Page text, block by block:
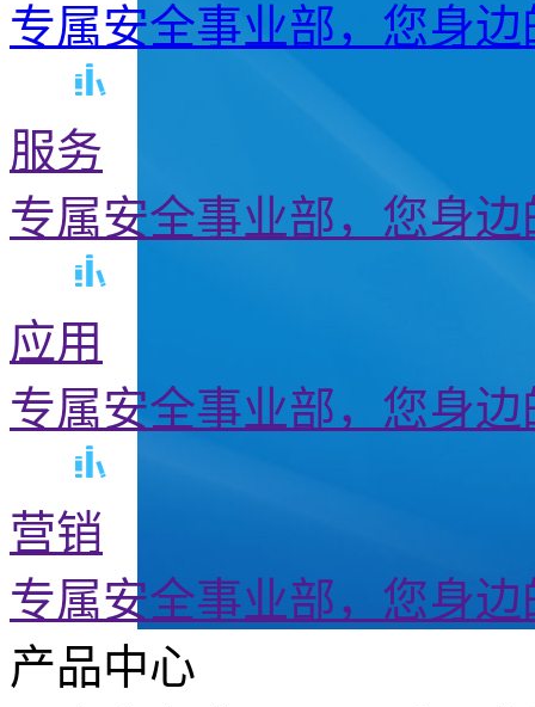
专属安全事业部，您身
服务
专属安全事业部，您身
应用
专属安全事业部，您身
营销
专属安全事业部，您身
产品中心